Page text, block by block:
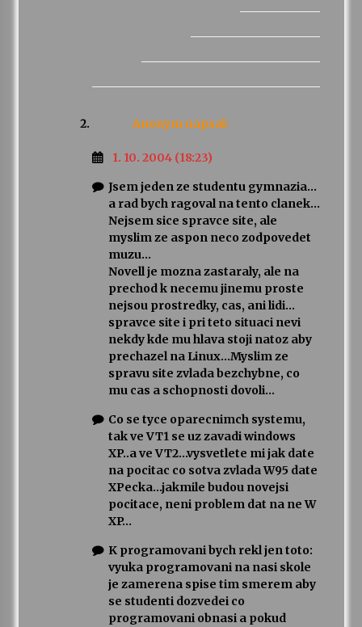
Anonym napsal:
1. 10. 2004 (18:23)
Jsem jeden ze studentu gymnazia…
a rad bych ragoval na tento clanek…
Nejsem sice spravce site, ale
myslim ze aspon neco zodpovedet
muzu…
Novell je mozna zastaraly, ale na
prechod k necemu jinemu proste
nejsou prostredky, cas, ani lidi…
spravce site i pri teto situaci nevi
nekdy kde mu hlava stoji natoz aby
prechazel na Linux…Myslim ze
spravu site zvlada bezchybne, co
mu cas a schopnosti dovoli…
Co se tyce oparecnimch systemu,
tak ve VT1 se uz zavadi windows
XP..a ve VT2…vysvetlete mi jak date
na pocitac co sotva zvlada W95 date
XPecka…jakmile budou novejsi
pocitace, neni problem dat na ne W
XP…
K programovani bych rekl jen toto:
vyuka programovani na nasi skole
je zamerena spise tim smerem aby
se studenti dozvedei co
programovani obnasi a pokud